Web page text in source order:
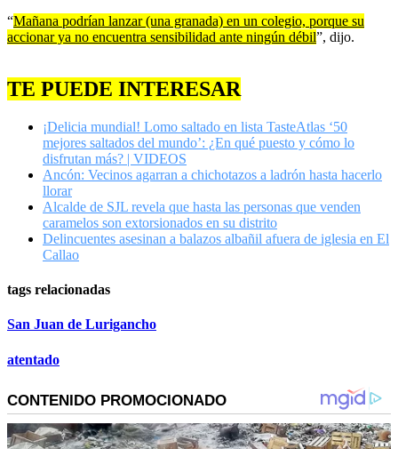
“Mañana podrían lanzar (una granada) en un colegio, porque su
accionar ya no encuentra sensibilidad ante ningún débil”, dijo.
TE PUEDE INTERESAR
¡Delicia mundial! Lomo saltado en lista TasteAtlas ‘50
mejores saltados del mundo’: ¿En qué puesto y cómo lo
disfrutan más? | VIDEOS
Ancón: Vecinos agarran a chichotazos a ladrón hasta hacerlo
llorar
Alcalde de SJL revela que hasta las personas que venden
caramelos son extorsionados en su distrito
Delincuentes asesinan a balazos albañil afuera de iglesia en El
Callao
tags relacionadas
San Juan de Lurigancho
atentado